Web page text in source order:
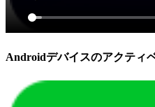
Androidデバイスのアクティ